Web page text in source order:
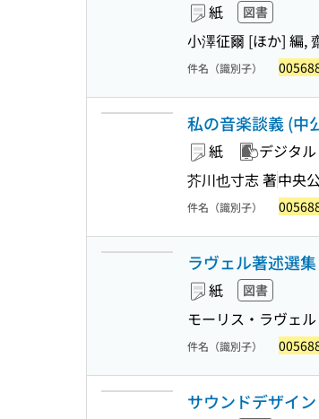
紙 図書
小澤征爾 [ほか] 編,
件名（識別子）
私の音楽談義 (中
紙 デジタル
芥川也寸志 著中央
件名（識別子）
ラヴェル著述選集
紙 図書
モーリス・ラヴェ
件名（識別子）
サウンドデザイ